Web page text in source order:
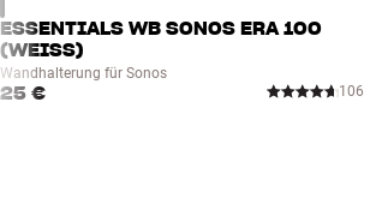
ESSENTIALS WB SONOS ERA 100
(WEISS)
Wandhalterung für Sonos
25 € 106